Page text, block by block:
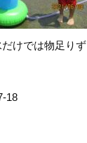
けでは物足りず
18